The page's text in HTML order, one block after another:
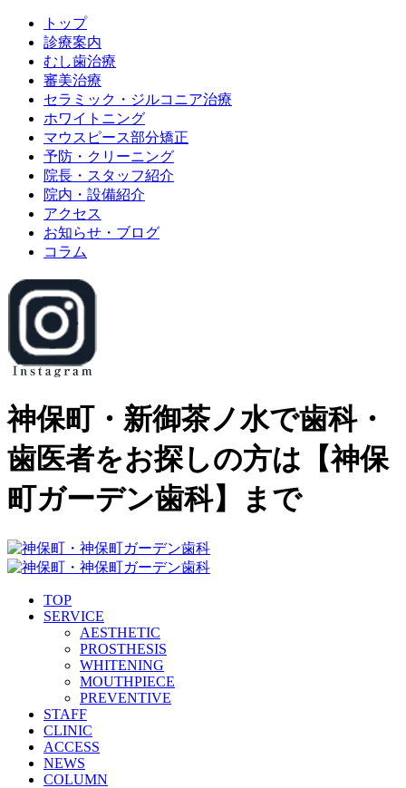
トップ
診療案内
むし歯治療
審美治療
セラミック・ジルコニア治療
ホワイトニング
マウスピース部分矯正
予防・クリーニング
院長・スタッフ紹介
院内・設備紹介
アクセス
お知らせ・ブログ
コラム
神保町・新御茶ノ水で歯科・
歯医者をお探しの方は【神保
町ガーデン歯科】まで
TOP
SERVICE
AESTHETIC
PROSTHESIS
WHITENING
MOUTHPIECE
PREVENTIVE
STAFF
CLINIC
ACCESS
NEWS
COLUMN